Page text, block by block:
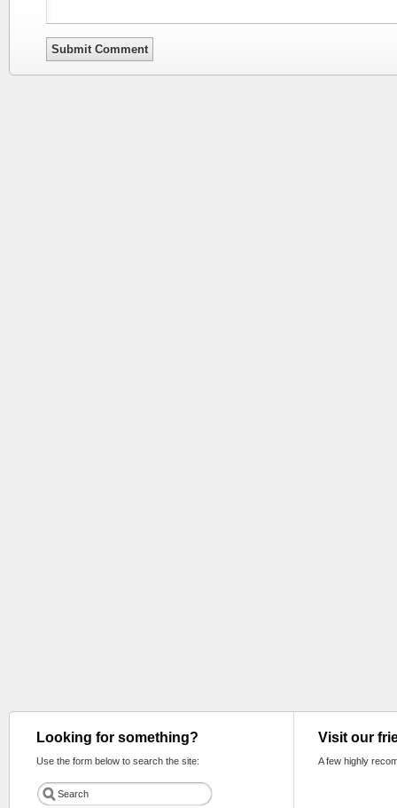
Looking for something?
Use the form below to search the site:
Visit our
A few highly